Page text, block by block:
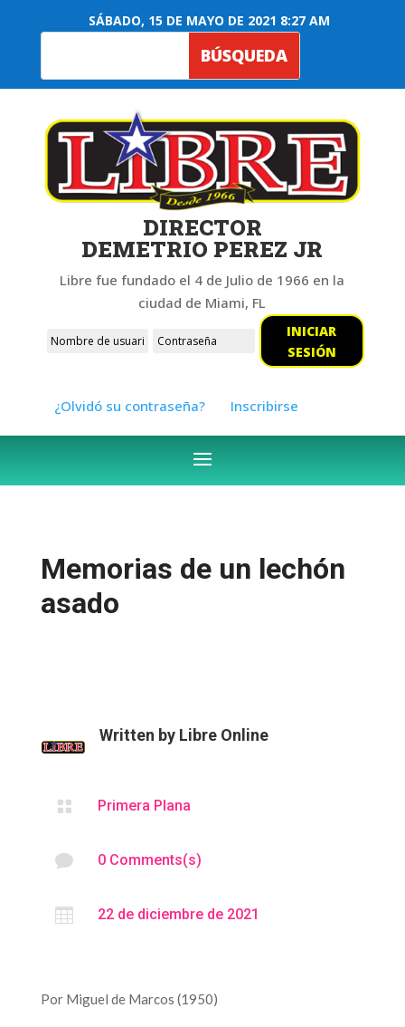
SÁBADO, 15 DE MAYO DE 2021 8:27 AM
DIRECTOR
DEMETRIO PEREZ JR
Libre fue fundado el 4 de Julio de 1966 en la
ciudad de Miami, FL
INICIAR
SESIÓN
¿Olvidó su contraseña? Inscribirse
Memorias de un lechón
asado
Written by Libre Online
 Primera Plana
 0 Comments(s)
 22 de diciembre de 2021
Por Miguel de Marcos (1950)